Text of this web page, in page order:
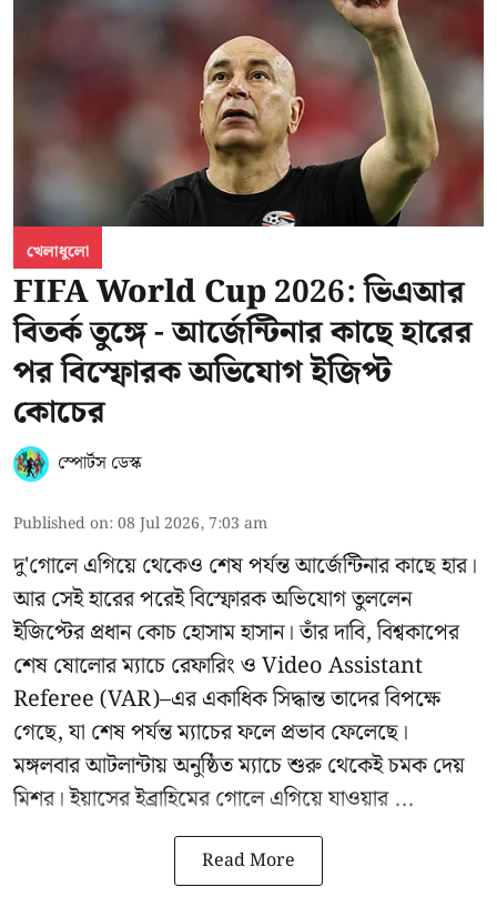
খেলাধুলো
FIFA World Cup 2026: ভিএআর
বিতর্ক তুঙ্গে - আর্জেন্টিনার কাছে হারের
পর বিস্ফোরক অভিযোগ ইজিপ্ট
কোচের
স্পোর্টস ডেস্ক
Published on:08 Jul 2026, 7:03 am
দু'গোলে এগিয়ে থেকেও শেষ পর্যন্ত আর্জেন্টিনার কাছে হার।
আর সেই হারের পরেই বিস্ফোরক অভিযোগ তুললেন
ইজিপ্টের প্রধান কোচ হোসাম হাসান। তাঁর দাবি, বিশ্বকাপের
শেষ ষোলোর ম্যাচে রেফারিং ও Video Assistant
Referee (VAR)–এর একাধিক সিদ্ধান্ত তাদের বিপক্ষে
গেছে, যা শেষ পর্যন্ত ম্যাচের ফলে প্রভাব ফেলেছে।
মঙ্গলবার আটলান্টায় অনুষ্ঠিত ম্যাচে শুরু থেকেই চমক দেয়
মিশর। ইয়াসের ইব্রাহিমের গোলে এগিয়ে যাওয়ার ...
Read More